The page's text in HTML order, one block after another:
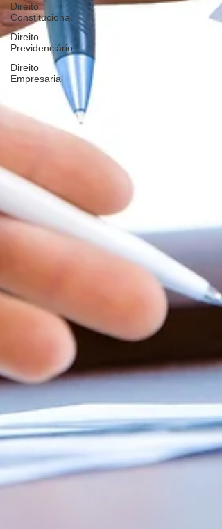
Direito
Constitucional
Direito
Previdenciário
Direito
Empresarial